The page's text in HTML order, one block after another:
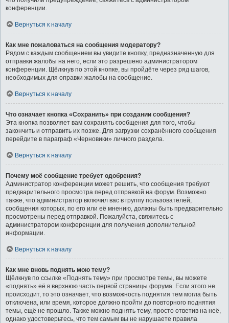
конференции.
Вернуться к началу
Как мне пожаловаться на сообщения модератору?
Рядом с каждым сообщением вы увидите кнопку, предназначенную для
отправки жалобы на него, если это разрешено администратором
конференции. Щёлкнув по этой кнопке, вы пройдёте через ряд шагов,
необходимых для оправки жалобы на сообщение.
Вернуться к началу
Что означает кнопка «Сохранить» при создании сообщения?
Эта кнопка позволяет вам сохранять сообщения для того, чтобы
закончить и отправить их позже. Для загрузки сохранённого сообщения
перейдите в параграф «Черновики» личного раздела.
Вернуться к началу
Почему моё сообщение требует одобрения?
Администратор конференции может решить, что сообщения требуют
предварительного просмотра перед отправкой на форум. Возможно
также, что администратор включил вас в группу пользователей,
сообщения которых, по его или её мнению, должны быть предварительно
просмотрены перед отправкой. Пожалуйста, свяжитесь с
администратором конференции для получения дополнительной
информации.
Вернуться к началу
Как мне вновь поднять мою тему?
Щёлкнув по ссылке «Поднять тему» при просмотре темы, вы можете
«поднять» её в верхнюю часть первой страницы форума. Если этого не
происходит, то это означает, что возможность поднятия тем могла быть
отключена, или время, которое должно пройти до повторного поднятия
темы, ещё не прошло. Также можно поднять тему, просто ответив на неё,
однако удостоверьтесь, что тем самым вы не нарушаете правила